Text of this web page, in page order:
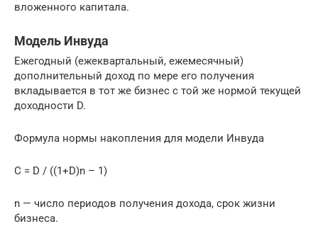
вложенного капитала.
Модель Инвуда
Ежегодный (ежеквартальный, ежемесячный)
дополнительный доход по мере его получения
вкладывается в тот же бизнес с той же нормой текущей
доходности D.
Формула нормы накопления для модели Инвуда
C = D / ((1+D)n – 1)
n — число периодов получения дохода, срок жизни
бизнеса.